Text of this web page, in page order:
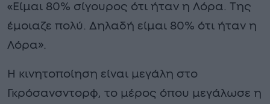
«Είμαι 80% σίγουρος ότι ήταν η Λόρα. Της
έμοιαζε πολύ. Δηλαδή είμαι 80% ότι ήταν η
Λόρα».
Η κινητοποίηση είναι μεγάλη στο
Γκρόσανσντορφ, το μέρος όπου μεγάλωσε η